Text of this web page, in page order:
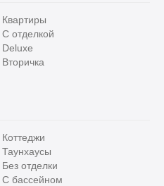
Квартиры
С отделкой
Deluxe
Вторичка
Коттеджи
Таунхаусы
Без отделки
С бассейном